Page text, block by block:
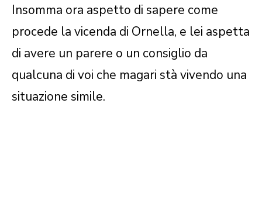
Insomma ora aspetto di sapere come
procede la vicenda di Ornella, e lei aspetta
di avere un parere o un consiglio da
qualcuna di voi che magari stà vivendo una
situazione simile.